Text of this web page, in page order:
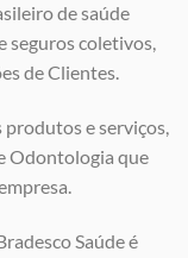
de saúde
seguros coletivos,
de Clientes.
produtos e serviços,
Odontologia que
Saúde é